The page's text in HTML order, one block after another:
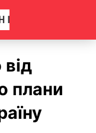
плани